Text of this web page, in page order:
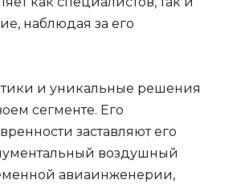
наблюдая за его
и уникальные решения
сегменте. Его
заставляют его
воздушный
авиаинженерии,